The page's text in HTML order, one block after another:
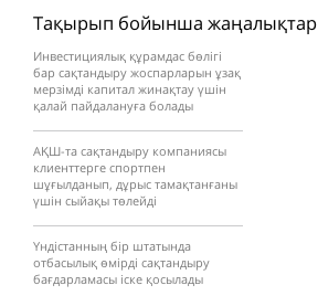
Тақырып бойынша жаңалықтар
Инвестициялық құрамдас бөлігі
бар сақтандыру жоспарларын ұзақ
мерзімді капитал жинақтау үшін
қалай пайдалануға болады
АҚШ-та сақтандыру компаниясы
клиенттерге спортпен
шұғылданып, дұрыс тамақтанғаны
үшін сыйақы төлейді
Үндістанның бір штатында
отбасылық өмірді сақтандыру
бағдарламасы іске қосылады